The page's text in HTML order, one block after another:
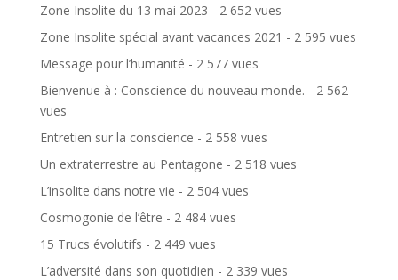
Zone Insolite du 13 mai 2023 - 2 652 vues
Zone Insolite spécial avant vacances 2021 - 2 595 vues
Message pour l’humanité - 2 577 vues
Bienvenue à : Conscience du nouveau monde. - 2 562
vues
Entretien sur la conscience - 2 558 vues
Un extraterrestre au Pentagone - 2 518 vues
L’insolite dans notre vie - 2 504 vues
Cosmogonie de l’être - 2 484 vues
15 Trucs évolutifs - 2 449 vues
L’adversité dans son quotidien - 2 339 vues